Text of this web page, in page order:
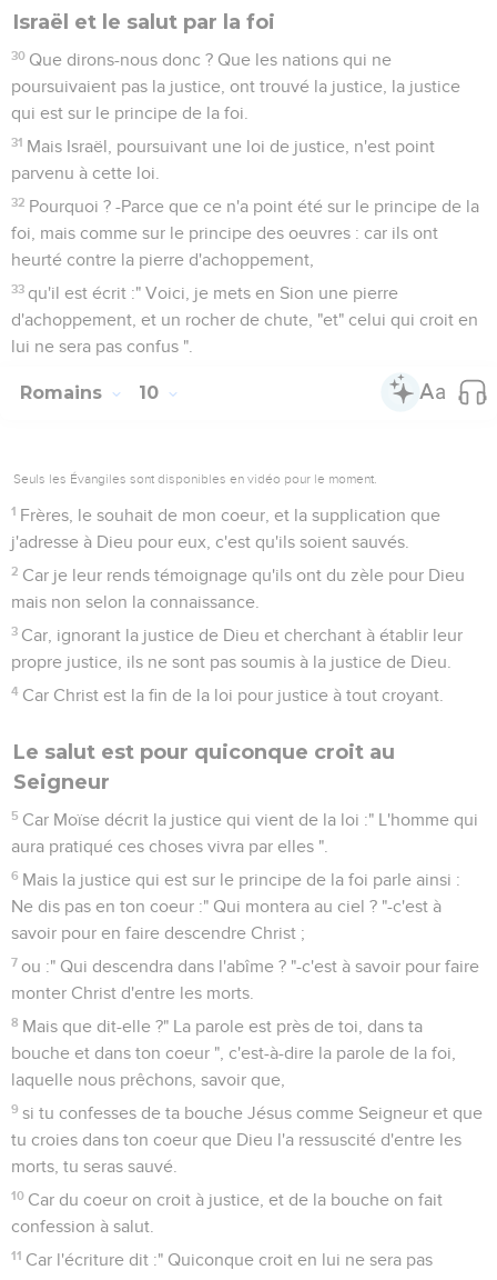
Israël et le salut par la foi
30 Que dirons-nous donc ? Que les nations qui ne
poursuivaient pas la justice, ont trouvé la justice, la justice
qui est sur le principe de la foi.
31 Mais Israël, poursuivant une loi de justice, n'est point
parvenu à cette loi.
32 Pourquoi ? -Parce que ce n'a point été sur le principe de la
foi, mais comme sur le principe des oeuvres : car ils ont
heurté contre la pierre d'achoppement,
33 qu'il est écrit :" Voici, je mets en Sion une pierre
d'achoppement, et un rocher de chute, "et" celui qui croit en
lui ne sera pas confus ".
Romains 10
Seuls les Évangiles sont disponibles en vidéo pour le moment.
1 Frères, le souhait de mon coeur, et la supplication que
j'adresse à Dieu pour eux, c'est qu'ils soient sauvés.
2 Car je leur rends témoignage qu'ils ont du zèle pour Dieu
mais non selon la connaissance.
3 Car, ignorant la justice de Dieu et cherchant à établir leur
propre justice, ils ne sont pas soumis à la justice de Dieu.
4 Car Christ est la fin de la loi pour justice à tout croyant.
Le salut est pour quiconque croit au
Seigneur
5 Car Moïse décrit la justice qui vient de la loi :" L'homme qui
aura pratiqué ces choses vivra par elles ".
6 Mais la justice qui est sur le principe de la foi parle ainsi :
Ne dis pas en ton coeur :" Qui montera au ciel ? "-c'est à
savoir pour en faire descendre Christ ;
7 ou :" Qui descendra dans l'abîme ? "-c'est à savoir pour faire
monter Christ d'entre les morts.
8 Mais que dit-elle ?" La parole est près de toi, dans ta
bouche et dans ton coeur ", c'est-à-dire la parole de la foi,
laquelle nous prêchons, savoir que,
9 si tu confesses de ta bouche Jésus comme Seigneur et que
tu croies dans ton coeur que Dieu l'a ressuscité d'entre les
morts, tu seras sauvé.
10 Car du coeur on croit à justice, et de la bouche on fait
confession à salut.
11 Car l'écriture dit :" Quiconque croit en lui ne sera pas